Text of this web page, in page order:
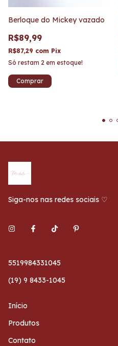
Berloque do Mickey vazado
R$89,99
R$87,29 com Pix
Só restam 2 em estoque!
Siga-nos nas redes sociais ♡
5519984331045
(19) 9 8433-1045
Início
Produtos
Contato